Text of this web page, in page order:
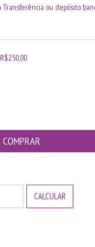
Transferência ou depósito
R$250,00
CALCULAR